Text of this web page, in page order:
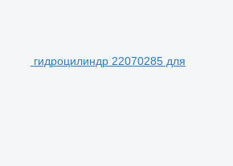
гидроцилиндр 22070285 для